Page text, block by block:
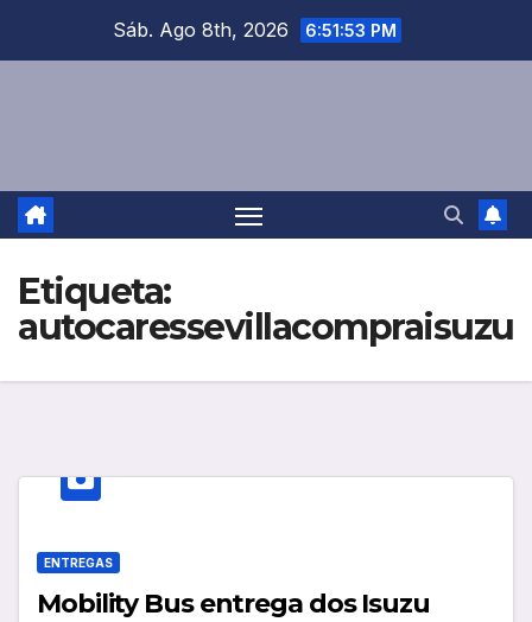
Sáb. Ago 8th, 2026 6:51:54 PM
Etiqueta:
autocaressevillacompraisuzu
ENTREGAS
Mobility Bus entrega dos Isuzu